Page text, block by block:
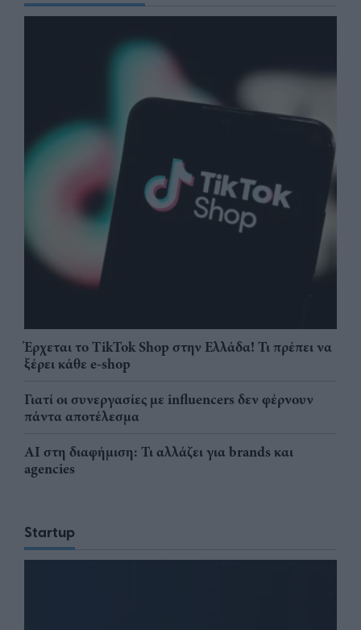
Έρχεται το TikTok Shop στην Ελλάδα! Τι πρέπει να
ξέρει κάθε e-shop
Γιατί οι συνεργασίες με influencers δεν φέρνουν
πάντα αποτέλεσμα
AI στη διαφήμιση: Τι αλλάζει για brands και
agencies
Startup